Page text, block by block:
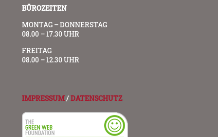
BÜROZEITEN
MONTAG – DONNERSTAG
08.00 – 17.30 UHR
FREITAG
08.00 – 12.30 UHR
IMPRESSUM/DATENSCHUTZ